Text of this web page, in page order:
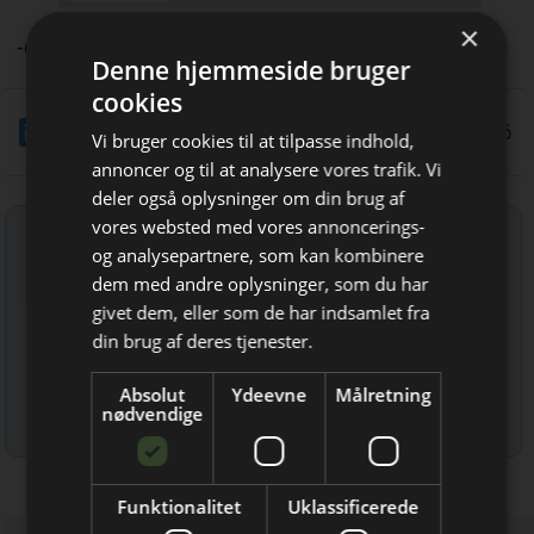
Bliv opdateret hver dag
Få de vigtigste nyheder om
byggebranchen
direkte i din indbakke
-dc
19/5 2026
Tilmeld nyhedsbrev
Indtast din e-mail-adresse herunder.
Læs mere om udsendelsestidspunkter og afmelding her
×
Denne hjemmeside bruger
cookies
Vi bruger cookies til at tilpasse indhold,
annoncer og til at analysere vores trafik. Vi
deler også oplysninger om din brug af
vores websted med vores annoncerings-
og analysepartnere, som kan kombinere
dem med andre oplysninger, som du har
givet dem, eller som de har indsamlet fra
din brug af deres tjenester.
Absolut
nødvendige
Ydeevne Målretning
Funktionalitet Uklassificerede